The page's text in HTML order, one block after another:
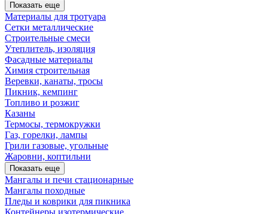
Показать еще
Материалы для тротуара
Сетки металлические
Строительные смеси
Утеплитель, изоляция
Фасадные материалы
Химия строительная
Веревки, канаты, тросы
Пикник, кемпинг
Топливо и розжиг
Казаны
Термосы, термокружки
Газ, горелки, лампы
Грили газовые, угольные
Жаровни, коптильни
Показать еще
Мангалы и печи стационарные
Мангалы походные
Пледы и коврики для пикника
Контейнеры изотермические.